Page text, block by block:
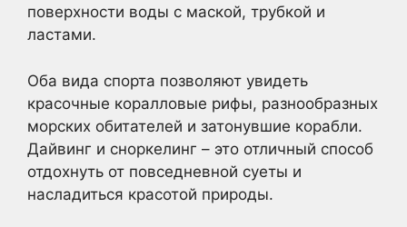
поверхности воды с маской, трубкой и
ластами.
Оба вида спорта позволяют увидеть
красочные коралловые рифы, разнообразных
морских обитателей и затонувшие корабли.
Дайвинг и сноркелинг – это отличный способ
отдохнуть от повседневной суеты и
насладиться красотой природы.